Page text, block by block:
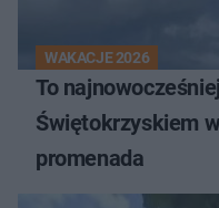
WAKACJE 2026
To
Świętokrzyskiem
promenada